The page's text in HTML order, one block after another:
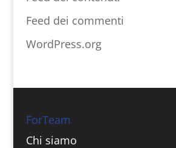
Feed dei commenti
WordPress.org
ForTeam
Chi siamo